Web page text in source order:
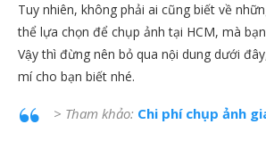
Tuy nhiên, không phải ai cũng biết về
thể lựa chọn để chụp ảnh tại HCM, mà
Vậy thì đừng nên bỏ qua nội dung dưới
mí cho bạn biết nhé.
> Tham khảo: Chi phí chụp ảnh